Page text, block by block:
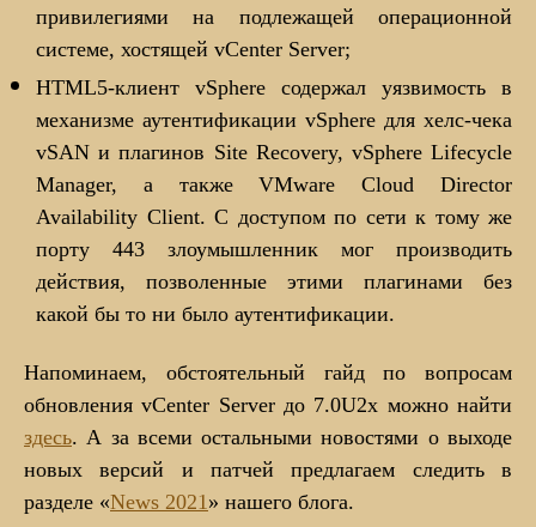
привилегиями на подлежащей операционной
системе, хостящей vCenter Server;
HTML5-клиент vSphere содержал уязвимость в
механизме аутентификации vSphere для хелс-чека
vSAN и плагинов Site Recovery, vSphere Lifecycle
Manager, а также VMware Cloud Director
Availability Client. С доступом по сети к тому же
порту 443 злоумышленник мог производить
действия, позволенные этими плагинами без
какой бы то ни было аутентификации.
Напоминаем, обстоятельный гайд по вопросам
обновления vCenter Server до 7.0U2x можно найти
здесь. А за всеми остальными новостями о выходе
новых версий и патчей предлагаем следить в
разделе «News 2021» нашего блога.